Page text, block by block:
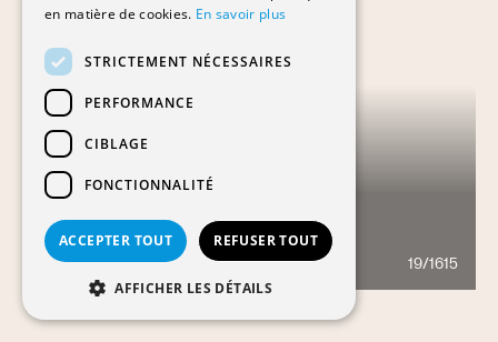
AVENUE PESCHIER 40-50
876 19/1615
en matière de cookies. En savoir plus
STRICTEMENT NÉCESSAIRES
PERFORMANCE
CIBLAGE
FONCTIONNALITÉ
ACCEPTER TOUT REFUSER TOUT
AFFICHER LES DÉTAILS